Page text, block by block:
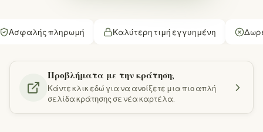
Ασφαλής πληρωμή Καλύτερη τιμή εγγυημένη
Προβλήματα με την κράτηση;
Κάντε κλικ εδώ για να ανοίξετε μια πιο απλή
σελίδα κράτησης σε νέα καρτέλα.